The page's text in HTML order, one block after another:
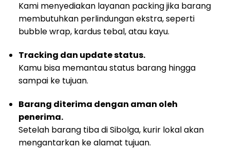
Kami menyediakan layanan packing jika barang
membutuhkan perlindungan ekstra, seperti
bubble wrap, kardus tebal, atau kayu.
Tracking dan update status.
Kamu bisa memantau status barang hingga
sampai ke tujuan.
Barang diterima dengan aman oleh
penerima.
Setelah barang tiba di Sibolga, kurir lokal akan
mengantarkan ke alamat tujuan.